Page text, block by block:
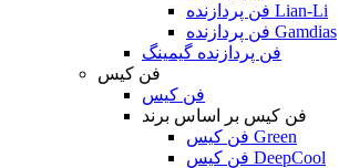
فن پردازنده Lian-Li
فن پردازنده Gamdias
فن پردازنده گیمینگ
فن کیس
فن کیس
فن کیس بر اساس برند
فن کیس Green
فن کیس DeepCool